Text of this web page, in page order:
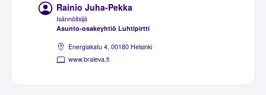
Rainio Juha-Pekka
Isännöitsijä
Asunto-osakeyhtiö Luhtipirtti
Energiakatu 4, 00180 Helsinki
www.braleva.fi